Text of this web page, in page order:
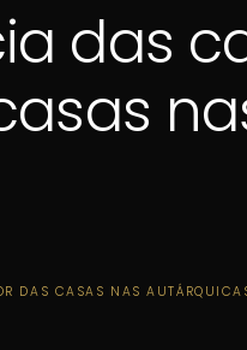
das
DAS CASAS NAS